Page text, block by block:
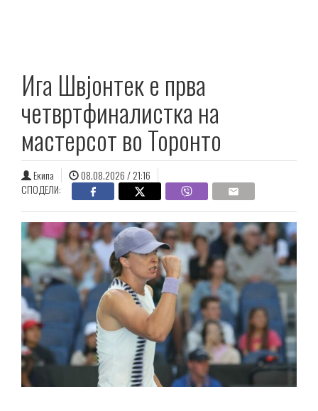
Ига Швјонтек е прва
четвртфиналистка на
мастерсот во Торонто
Екипа
08.08.2026 / 21:16
СПОДЕЛИ: